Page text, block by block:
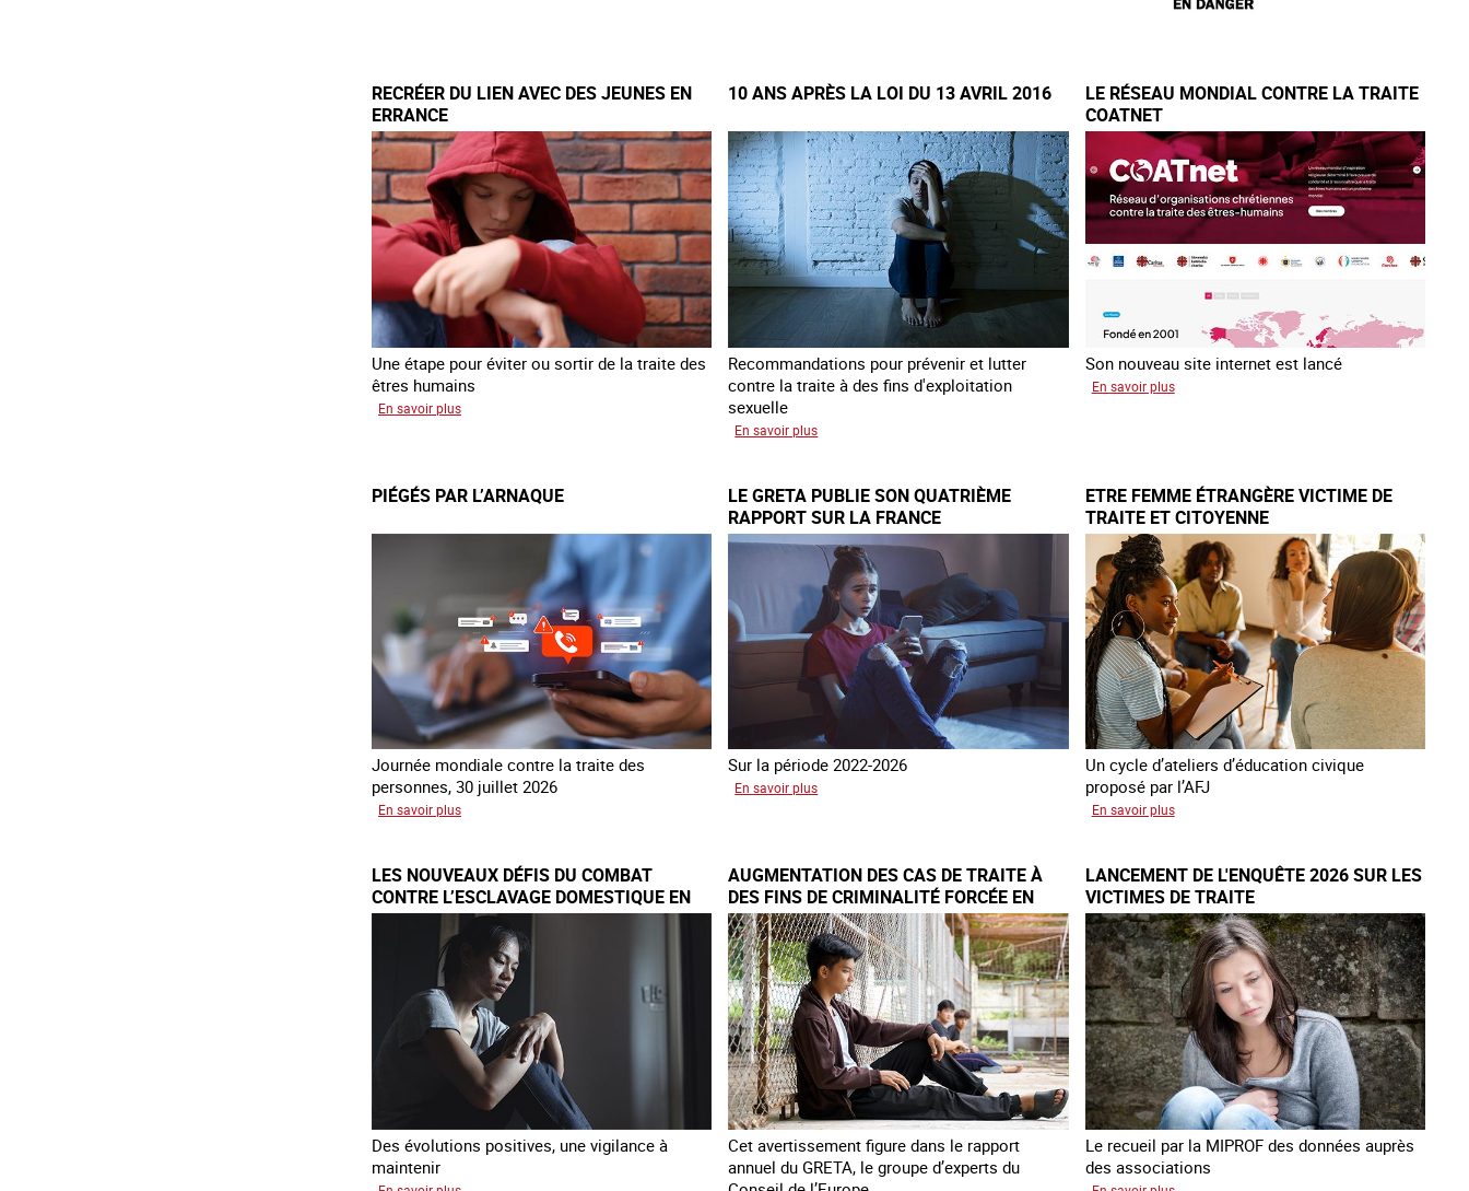
RECRÉER DU LIEN AVEC DES JEUNES EN
ERRANCE
Une étape pour éviter ou sortir de la traite des
êtres humains
En savoir plus
avec
jeunes
10 ANS APRÈS LA LOI DU 13 AVRIL 2016
Recommandations pour prévenir et lutter
contre la traite à des fins d'exploitation
sexuelle
En savoir plus
après
la
loi
du
13
avril
2016
LE RÉSEAU MONDIAL CONTRE LA TRAITE
COATNET
Son nouveau site internet est lancé
En savoir plussur
la
traite
COATNET
PIÉGÉS PAR L’ARNAQUE
Journée mondiale contre la traite des
personnes, 30 juillet 2026
En savoir plus
l’arnaque
LE GRETA PUBLIE SON QUATRIÈME
RAPPORT SUR LA FRANCE
Sur la période 2022-2026
En savoir plus
son
quatrième
rapport
sur
la
France
ETRE FEMME ÉTRANGÈRE VICTIME DE
TRAITE ET CITOYENNE
Un cycle d’ateliers d’éducation civique
proposé par l’AFJ
En savoir plussur
étrangère
victime
de
traite
et
citoyenne
LES NOUVEAUX DÉFIS DU COMBAT
CONTRE L’ESCLAVAGE DOMESTIQUE EN
FRANCE
Des évolutions positives, une vigilance à
maintenir
AUGMENTATION DES CAS DE TRAITE À
DES FINS DE CRIMINALITÉ FORCÉE EN
EUROPE
Cet avertissement figure dans le rapport
annuel du GRETA, le groupe d’experts du
LANCEMENT DE L'ENQUÊTE 2026 SUR LES
VICTIMES DE TRAITE
Le recueil par la MIPROF des données auprès
des associations